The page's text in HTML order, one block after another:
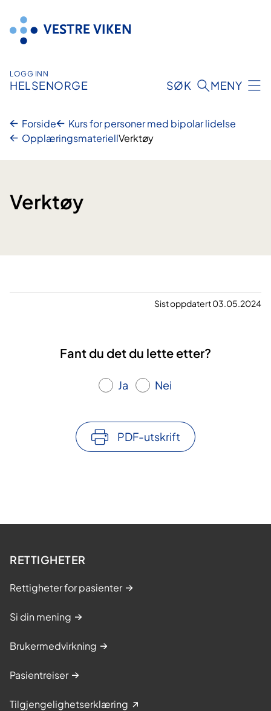
innhold
LOGG INN
HELSENORGE SØK MENY
Forside
Kurs for personer med bipolar lidelse
OpplæringsmateriellVerktøy
Verktøy
Sist oppdatert 03.05.2024
Fant du det du lette etter?
Ja Nei
PDF-utskrift
RETTIGHETER
Rettigheter for pasienter
Si din mening
Brukermedvirkning
Pasientreiser
Tilgjengelighetserklæring